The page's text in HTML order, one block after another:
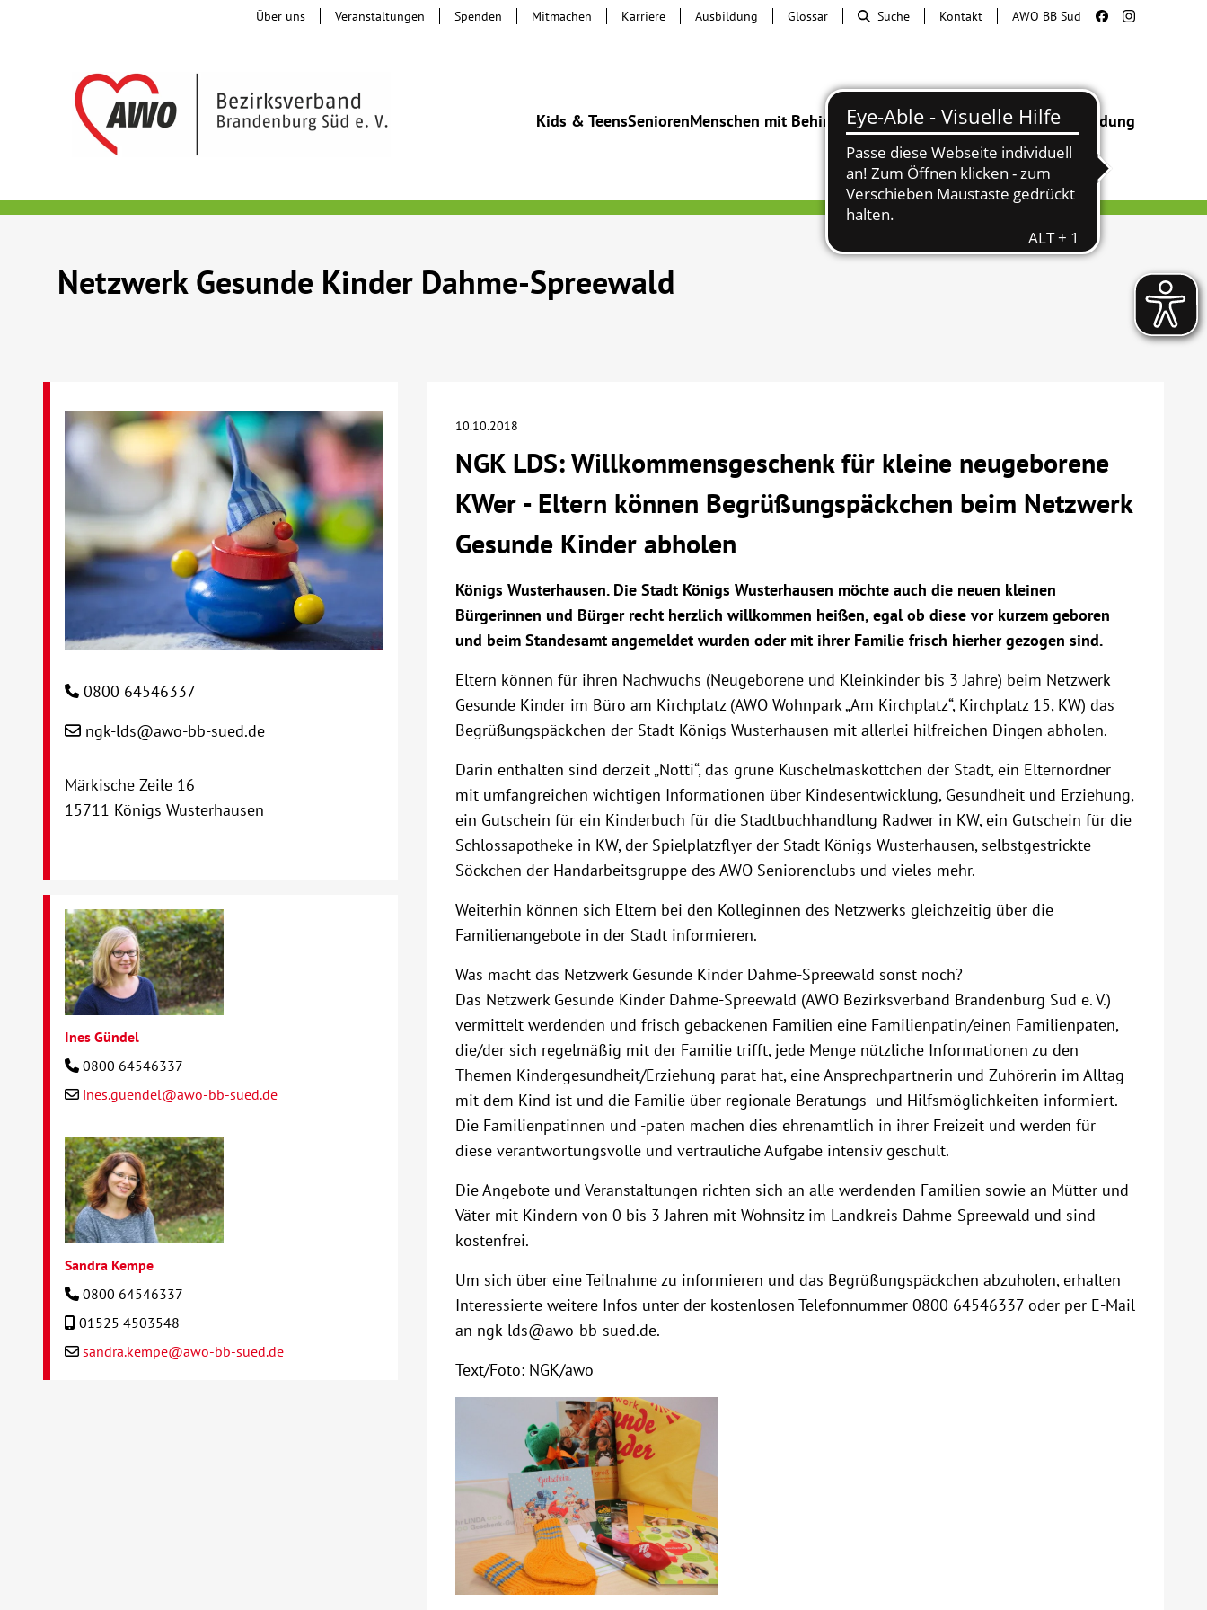
Kids & TeensSeniorenMenschen mit BehinderungBeratung & HilfeBegegnung Bildung
Über uns Veranstaltungen Spenden Mitmachen Karriere Ausbildung Glossar Suche Kontakt AWO BB Süd
Netzwerk Gesunde Kinder Dahme-Spreewald
10.10.2018
NGK LDS: Willkommensgeschenk für kleine neugeborene
KWer - Eltern können Begrüßungspäckchen beim Netzwerk
Gesunde Kinder abholen
Königs Wusterhausen. Die Stadt Königs Wusterhausen möchte auch die neuen kleinen
Bürgerinnen und Bürger recht herzlich willkommen heißen, egal ob diese vor kurzem geboren
und beim Standesamt angemeldet wurden oder mit ihrer Familie frisch hierher gezogen sind.
Eltern können für ihren Nachwuchs (Neugeborene und Kleinkinder bis 3 Jahre) beim Netzwerk
Gesunde Kinder im Büro am Kirchplatz (AWO Wohnpark „Am Kirchplatz“, Kirchplatz 15, KW) das
Begrüßungspäckchen der Stadt Königs Wusterhausen mit allerlei hilfreichen Dingen abholen.
Darin enthalten sind derzeit „Notti“, das grüne Kuschelmaskottchen der Stadt, ein Elternordner
mit umfangreichen wichtigen Informationen über Kindesentwicklung, Gesundheit und Erziehung,
ein Gutschein für ein Kinderbuch für die Stadtbuchhandlung Radwer in KW, ein Gutschein für die
Schlossapotheke in KW, der Spielplatzflyer der Stadt Königs Wusterhausen, selbstgestrickte
Söckchen der Handarbeitsgruppe des AWO Seniorenclubs und vieles mehr.
Weiterhin können sich Eltern bei den Kolleginnen des Netzwerks gleichzeitig über die
Familienangebote in der Stadt informieren.
Was macht das Netzwerk Gesunde Kinder Dahme-Spreewald sonst noch?
Das Netzwerk Gesunde Kinder Dahme-Spreewald (AWO Bezirksverband Brandenburg Süd e. V.)
vermittelt werdenden und frisch gebackenen Familien eine Familienpatin/einen Familienpaten,
die/der sich regelmäßig mit der Familie trifft, jede Menge nützliche Informationen zu den
Themen Kindergesundheit/Erziehung parat hat, eine Ansprechpartnerin und Zuhörerin im Alltag
mit dem Kind ist und die Familie über regionale Beratungs- und Hilfsmöglichkeiten informiert.
Die Familienpatinnen und -paten machen dies ehrenamtlich in ihrer Freizeit und werden für
diese verantwortungsvolle und vertrauliche Aufgabe intensiv geschult.
Die Angebote und Veranstaltungen richten sich an alle werdenden Familien sowie an Mütter und
Väter mit Kindern von 0 bis 3 Jahren mit Wohnsitz im Landkreis Dahme-Spreewald und sind
kostenfrei.
Um sich über eine Teilnahme zu informieren und das Begrüßungspäckchen abzuholen, erhalten
Interessierte weitere Infos unter der kostenlosen Telefonnummer 0800 64546337 oder per E-Mail
an ngk-lds@awo-bb-sued.de.
Text/Foto: NGK/awo
0800 64546337
ngk-lds@awo-bb-sued.de
Märkische Zeile 16
15711 Königs Wusterhausen
Ines Gündel
0800 64546337
ines.guendel@awo-bb-sued.de
Sandra Kempe
0800 64546337
01525 4503548
sandra.kempe@awo-bb-sued.de